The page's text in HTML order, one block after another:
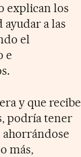
explican los
a las
el
e
y que recibe
podría tener
ahorrándose
más,